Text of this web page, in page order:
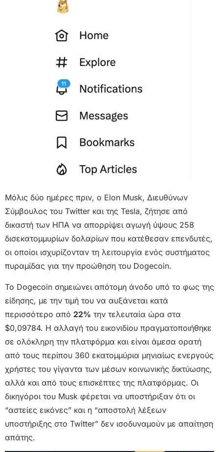
Μόλις δύο ημέρες πριν, ο Elon Musk, Διευθύνων
Σύμβουλος του Twitter και της Tesla, ζήτησε από
δικαστή των ΗΠΑ να απορρίψει αγωγή ύψους 258
δισεκατομμυρίων δολαρίων που κατέθεσαν επενδυτές,
οι οποίοι ισχυρίζονταν τη λειτουργία ενός συστήματος
πυραμίδας για την προώθηση του Dogecoin.
Το Dogecoin σημειώνει απότομη άνοδο υπό το φως της
είδησης, με την τιμή του να αυξάνεται κατά
περισσότερο από 22% την τελευταία ώρα στα
$0,09784. Η αλλαγή του εικονιδίου πραγματοποιήθηκε
σε ολόκληρη την πλατφόρμα και είναι άμεσα ορατή
από τους περίπου 360 εκατομμύρια μηνιαίως ενεργούς
χρήστες του γίγαντα των μέσων κοινωνικής δικτύωσης,
αλλά και από τους επισκέπτες της πλατφόρμας. Οι
δικηγόροι του Musk φέρεται να υποστήριξαν ότι οι
“αστείες εικόνες” και η “αποστολή λέξεων
υποστήριξης στο Twitter” δεν ισοδυναμούν με απαίτηση
απάτης.